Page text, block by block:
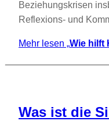
Beziehungskrisen
Reflexions- und
Mehr lesen „Wie hilft
Was ist die